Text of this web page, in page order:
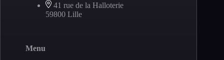
41 rue de la Halloterie
59800 Lille
Menu